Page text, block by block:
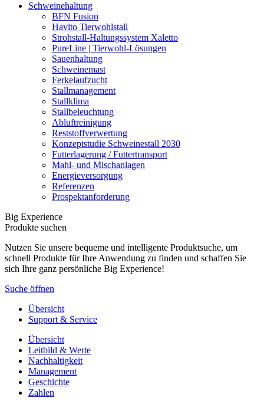
Schweinehaltung
BFN Fusion
Havito Tierwohlstall
Strohstall-Haltungssystem Xaletto
PureLine | Tierwohl-Lösungen
Sauenhaltung
Schweinemast
Ferkelaufzucht
Stallmanagement
Stallklima
Stallbeleuchtung
Abluftreinigung
Reststoffverwertung
Konzeptstudie Schweinestall 2030
Futterlagerung / Futtertransport
Mahl- und Mischanlagen
Energieversorgung
Referenzen
Prospektanforderung
Big Experience
Produkte suchen
Nutzen Sie unsere bequeme und intelligente Produktsuche, um
schnell Produkte für Ihre Anwendung zu finden und schaffen Sie
sich Ihre ganz persönliche Big Experience!
Suche öffnen
Übersicht
Support & Service
Übersicht
Leitbild & Werte
Nachhaltigkeit
Management
Geschichte
Zahlen